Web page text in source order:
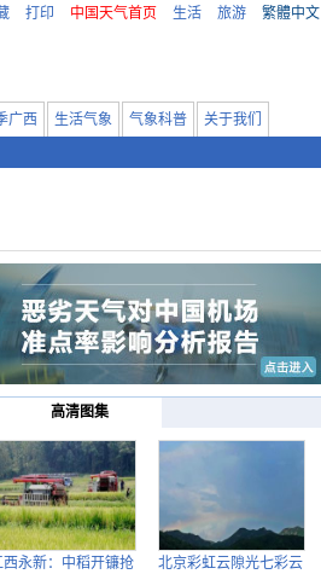
打印 中国天气首页 生活 旅游 繁體中文
广西 生活气象 气象科普
关于我们
高清图集
西永新：中稻开镰抢 北京彩虹云隙光七彩云